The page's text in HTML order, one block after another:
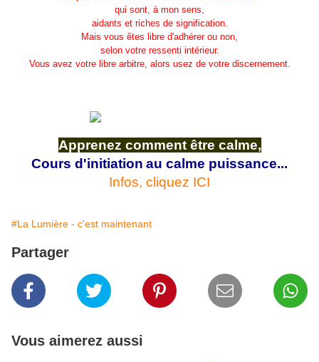
qui sont, à mon sens,
aidants et riches de signification.
Mais vous êtes libre d'adhérer ou non,
selon votre ressenti intérieur.
Vous avez votre libre arbitre, alors usez de votre discernement.
Apprenez comment être calme,
Cours d'initiation au calme puissance...
Infos, cliquez ICI
#La Lumière - c'est maintenant
Partager
Vous aimerez aussi